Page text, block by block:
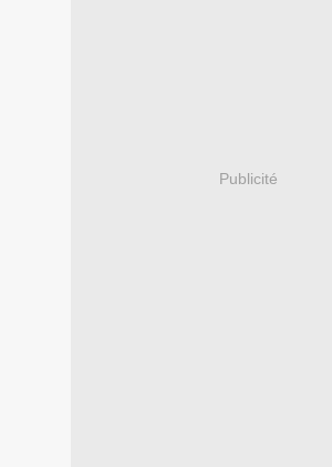
Publicité